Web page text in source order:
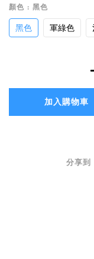
顏色 : 黑色
黑色 軍綠色
加入購物車
分享到